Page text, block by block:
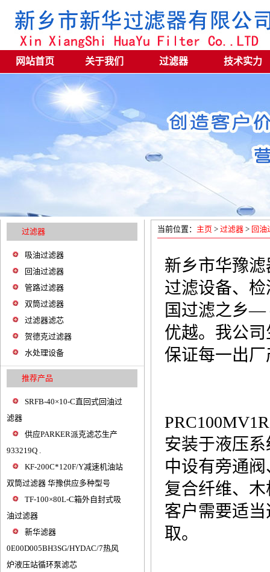
网站首页 关于我们 过滤器 技术实力
过滤器
吸油过滤器
回油过滤器
管路过滤器
双筒过滤器
过滤器滤芯
贺德克过滤器
水处理设备
推荐产品
SRFB-40×10-C直回式回油过
滤器
供应PARKER派克滤芯生产
933219Q .
KF-200C*120F/Y减速机油站
双筒过滤器 华豫供应多种型号
TF-100×80L-C箱外自封式吸
油过滤器
新华滤器
0E00D005BH3SG/HYDAC/7热风
炉液压站循环泵滤芯
当前位置： 主页 > 过滤器 > 回油
新乡市华豫
过滤设备、
国过滤之乡
优越。我公
保证每一出
安装于液压
中设有旁通
复合纤维、
客户需要适
取。